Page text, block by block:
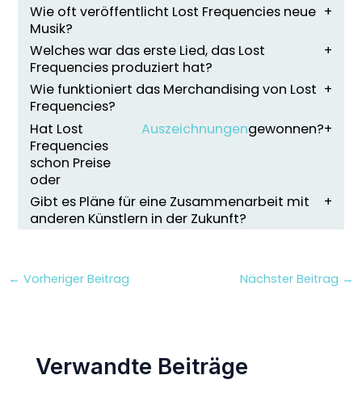
Wie oft veröffentlicht Lost Frequencies neue
Musik?
Welches war das erste Lied, das Lost
Frequencies produziert hat?
Wie funktioniert das Merchandising von Lost
Frequencies?
Hat Lost
Frequencies
schon Preise
oder
Auszeichnungengewonnen?
Gibt es Pläne für eine Zusammenarbeit mit
anderen Künstlern in der Zukunft?
← Vorheriger Beitrag Nächster Beitrag →
Verwandte Beiträge